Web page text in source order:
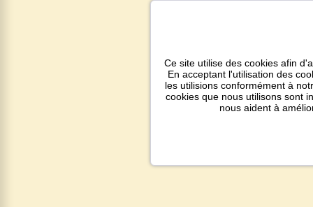
Ce site utilise des cookies afin
En acceptant l'utilisation des
les utilisions conformément à
cookies que nous utilisons sont
nous aident à